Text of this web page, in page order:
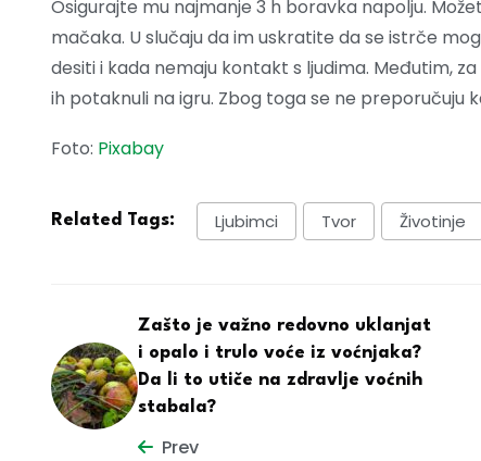
Osigurajte mu najmanje 3 h boravka napolju.
mačaka. U slučaju da im uskratite da se istrče
desiti i kada nemaju kontakt s ljudima. Međutim,
ih potaknuli na igru. Zbog toga se ne preporučuju
Foto: Pixabay
Related Tags: Ljubimci Tvor Životinje
Zašto je važno redovno uklanjat
i opalo i trulo voće iz voćnjaka?
Da li to utiče na zdravlje voćnih
stabala?
Prev